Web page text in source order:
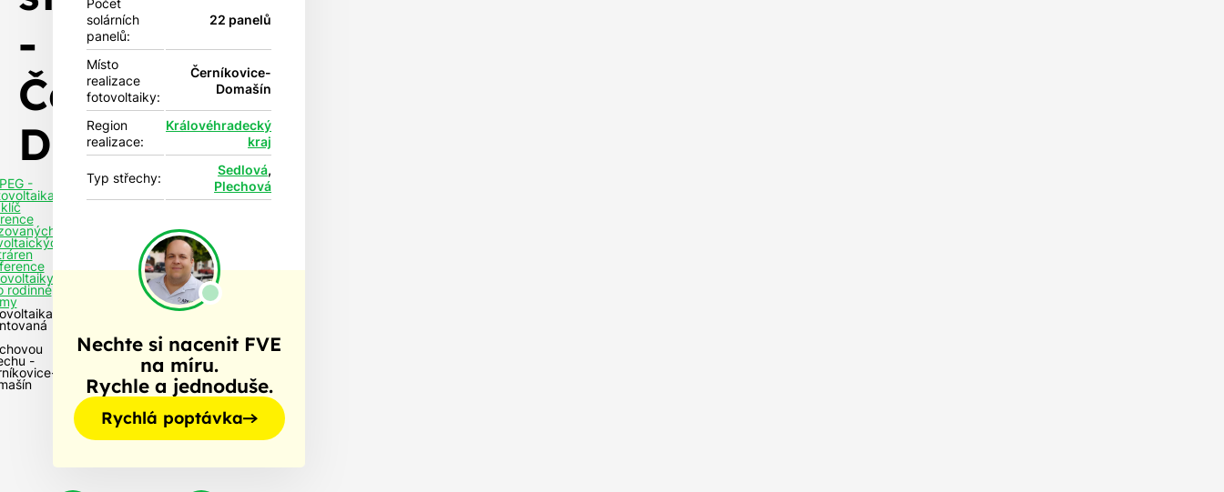
-
Černíkovice-
Domašín
-
rodinné
-
Počet
solárních
panelů:
22 panelů
Místo
realizace
fotovoltaiky:
Černíkovice-
Domašín
Region
realizace:
Královéhradecký
kraj
Typ střechy:
Sedlová,
Plechová
Nechte si nacenit FVE
na míru.
Rychle a jednoduše.
Rychlá poptávka